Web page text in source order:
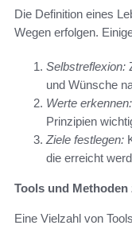
Die Definition eines
Wegen erfolgen.
Selbstreflexion:
und Wünsche
Werte erkennen:
Prinzipien
Ziele festlegen:
die erreicht
Tools und
Eine Vielzahl von